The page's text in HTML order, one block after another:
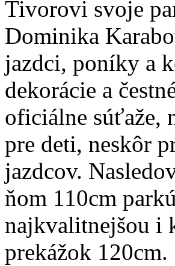
Tivorovi svoje
Dominika
jazdci, poníky a
dekorácie a
oficiálne súťaže,
pre deti, neskôr
jazdcov.
ňom 110cm
najkvalitnejšou i
prekážok 120cm.